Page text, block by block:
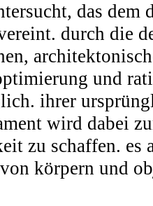
das
durch die
und
ihrer
wird dabei
zu schaffen. es
körpern und